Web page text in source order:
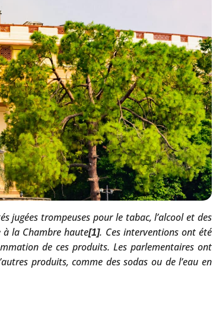
jugées trompeuses pour le tabac, l’alcool et des
la Chambre haute[1]. Ces interventions ont été
de ces produits. Les parlementaires ont
produits, comme des sodas ou de l’eau en